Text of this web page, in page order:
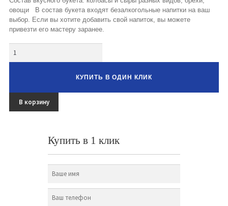
Букет учителю
Съедобные Корзины
Съедобные Боксы Ящики
Доставка
овощи В состав букета входят безалкогольные напитки на ваш
выбор. Если вы хотите добавить свой напиток, вы можете
привезти его мастеру заранее.
КУПИТЬ В ОДИН КЛИК
В корзину
Купить в 1 клик